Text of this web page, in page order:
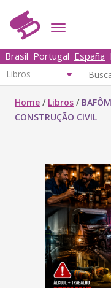
Brasil Portugal España
Home / Libros /
CONSTRUÇÃO CIVIL